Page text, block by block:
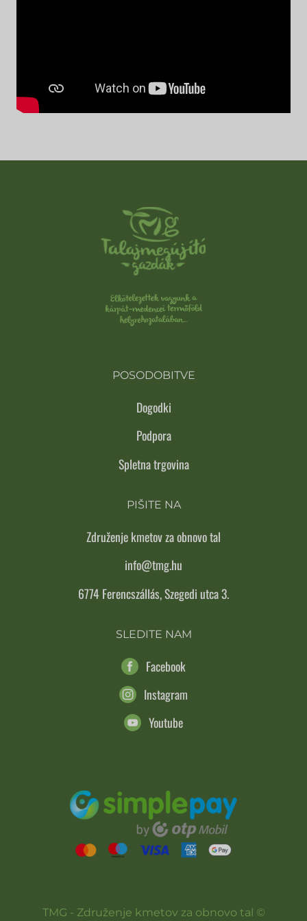
POSODOBITVE
Dogodki
Podpora
Spletna trgovina
PIŠITE NA
Združenje kmetov za obnovo tal
info@tmg.hu
6774 Ferencszállás, Szegedi utca 3.
SLEDITE NAM
Facebook
Instagram
Youtube
TMG - Združenje kmetov za obnovo tal ©